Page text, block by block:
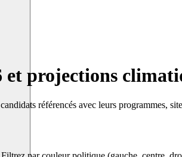
projections
référencés avec leurs programmes,